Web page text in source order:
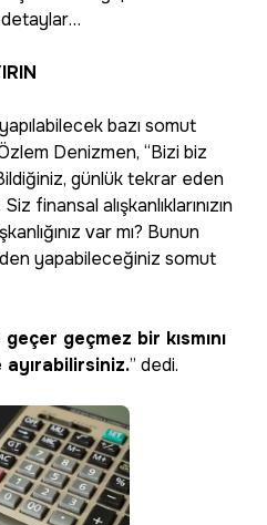
bazı somut
Denizmen, “Bizi biz
Bildiğiniz, günlük tekrar eden
finansal alışkanlıklarınızın
var mı? Bunun
yapabileceğiniz somut
geçmez bir kısmını
” dedi.